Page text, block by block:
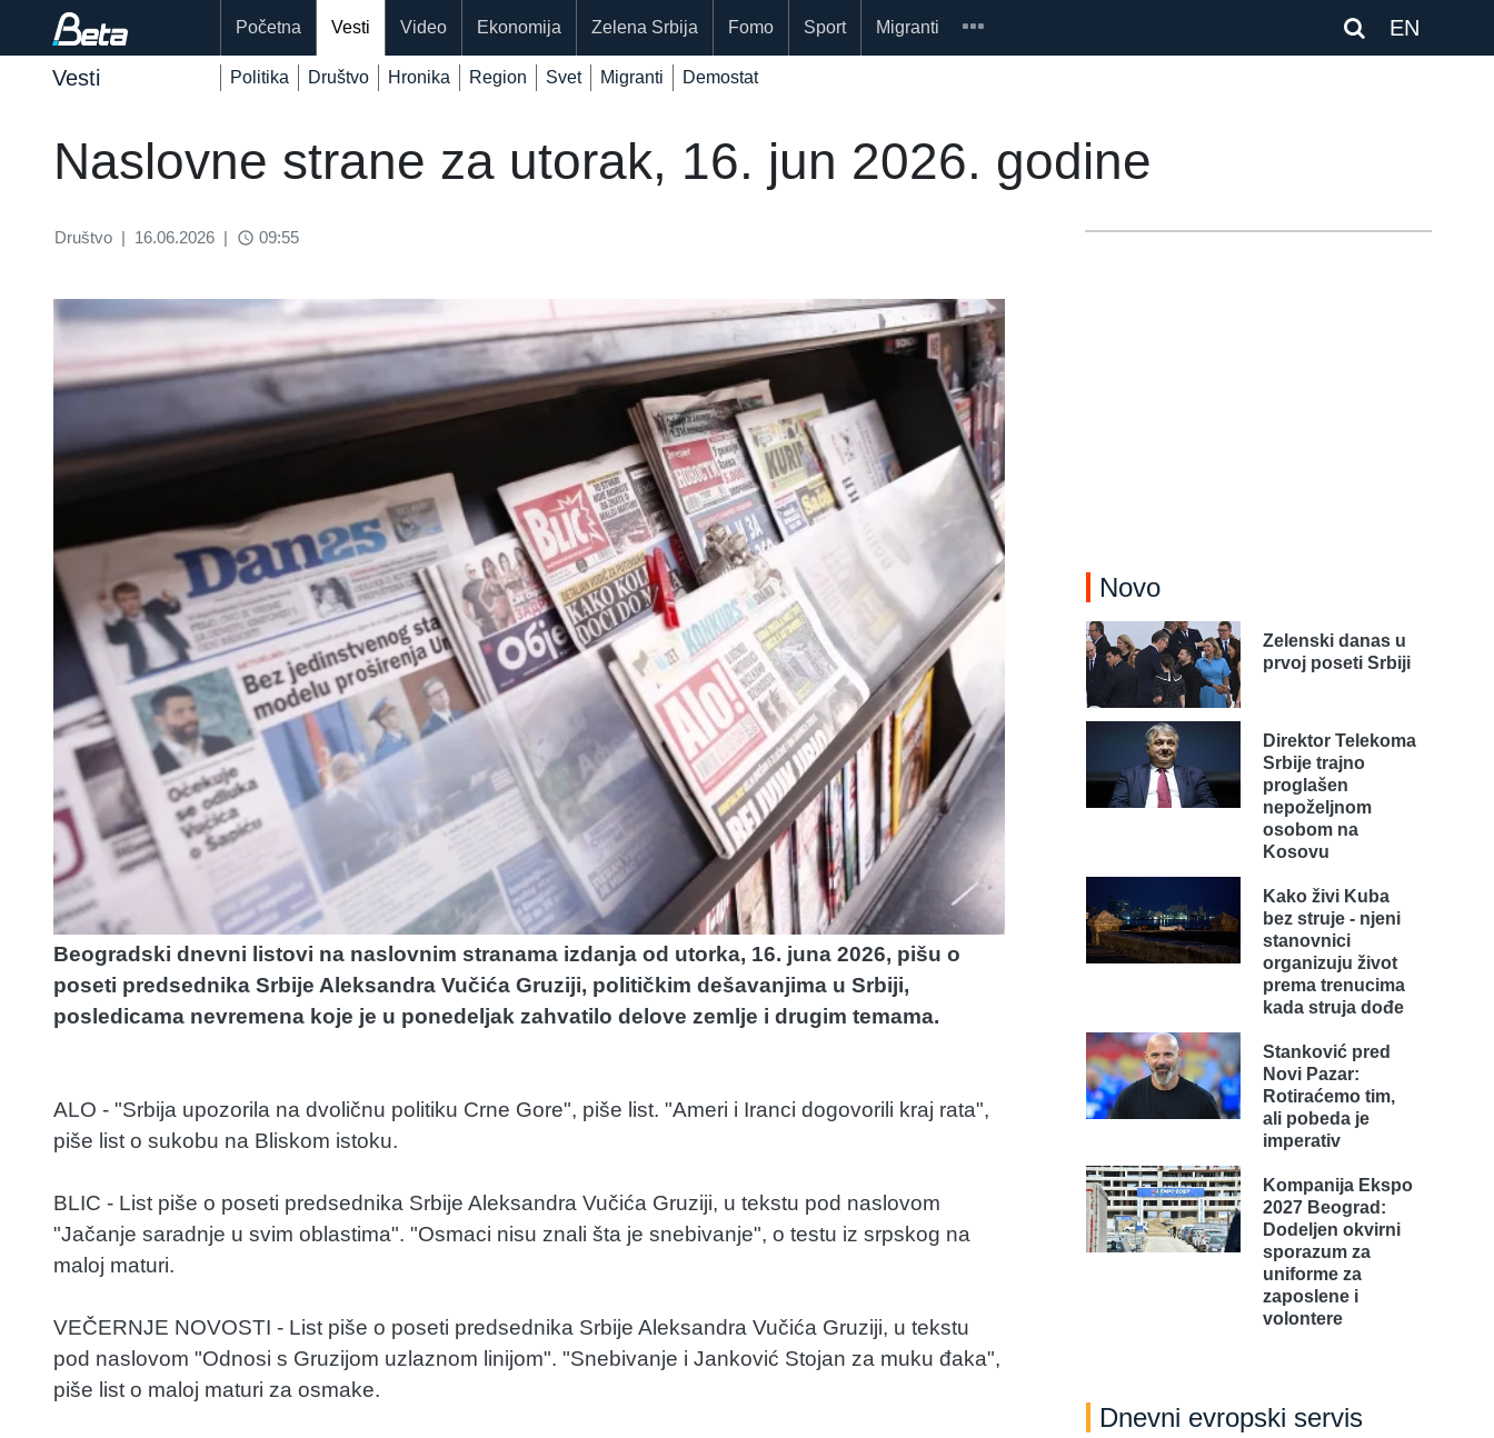
EN
Početna Vesti Video Ekonomija Zelena Srbija Fomo Sport Migranti
Vesti Politika Društvo Hronika Region Svet Migranti Demostat
Naslovne strane za utorak, 16. jun 2026. godine
Društvo | 16.06.2026 | access_time 09:55
Beogradski dnevni listovi na naslovnim stranama izdanja od utorka, 16. juna 2026, pišu o
poseti predsednika Srbije Aleksandra Vučića Gruziji, političkim dešavanjima u Srbiji,
posledicama nevremena koje je u ponedeljak zahvatilo delove zemlje i drugim temama.
ALO - "Srbija upozorila na dvoličnu politiku Crne Gore", piše list. "Ameri i Iranci dogovorili kraj rata",
piše list o sukobu na Bliskom istoku.
BLIC - List piše o poseti predsednika Srbije Aleksandra Vučića Gruziji, u tekstu pod naslovom
"Jačanje saradnje u svim oblastima". "Osmaci nisu znali šta je snebivanje", o testu iz srpskog na
maloj maturi.
VEČERNJE NOVOSTI - List piše o poseti predsednika Srbije Aleksandra Vučića Gruziji, u tekstu
pod naslovom "Odnosi s Gruzijom uzlaznom linijom". "Snebivanje i Janković Stojan za muku đaka",
piše list o maloj maturi za osmake.
Novo
Zelenski danas u
prvoj poseti Srbiji
Direktor Telekoma
Srbije trajno
proglašen
nepoželjnom
osobom na
Kosovu
Kako živi Kuba
bez struje - njeni
stanovnici
organizuju život
prema trenucima
kada struja dođe
Stanković pred
Novi Pazar:
Rotiraćemo tim,
ali pobeda je
imperativ
Kompanija Ekspo
2027 Beograd:
Dodeljen okvirni
sporazum za
uniforme za
zaposlene i
volontere
Dnevni evropski servis